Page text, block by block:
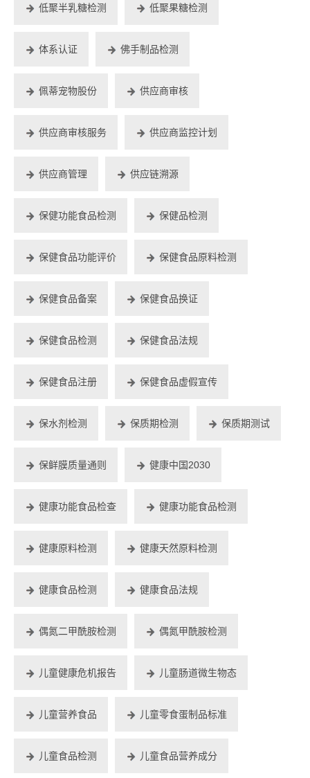
低聚半乳糖检测 低聚果糖检测
体系认证 佛手制品检测
佩蒂宠物股份 供应商审核
供应商审核服务 供应商监控计划
供应商管理 供应链溯源
保健功能食品检测 保健品检测
保健食品功能评价 保健食品原料检测
保健食品备案 保健食品换证
保健食品检测 保健食品法规
保健食品注册 保健食品虚假宣传
保水剂检测 保质期检测 保质期测试
保鲜膜质量通则 健康中国2030
健康功能食品检查 健康功能食品检测
健康原料检测 健康天然原料检测
健康食品检测 健康食品法规
偶氮二甲酰胺检测 偶氮甲酰胺检测
儿童健康危机报告 儿童肠道微生物态
儿童营养食品 儿童零食蛋制品标准
儿童食品检测 儿童食品营养成分